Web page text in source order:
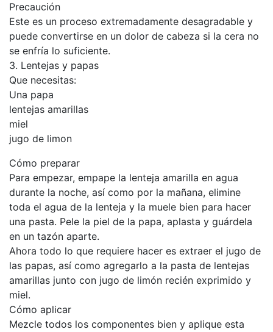
Precaución
Este es un proceso extremadamente desagradable y
puede convertirse en un dolor de cabeza si la cera no
se enfría lo suficiente.
3. Lentejas y papas
Que necesitas:
Una papa
lentejas amarillas
miel
jugo de limon
Cómo preparar
Para empezar, empape la lenteja amarilla en agua
durante la noche, así como por la mañana, elimine
toda el agua de la lenteja y la muele bien para hacer
una pasta. Pele la piel de la papa, aplasta y guárdela
en un tazón aparte.
Ahora todo lo que requiere hacer es extraer el jugo de
las papas, así como agregarlo a la pasta de lentejas
amarillas junto con jugo de limón recién exprimido y
miel.
Cómo aplicar
Mezcle todos los componentes bien y aplique esta